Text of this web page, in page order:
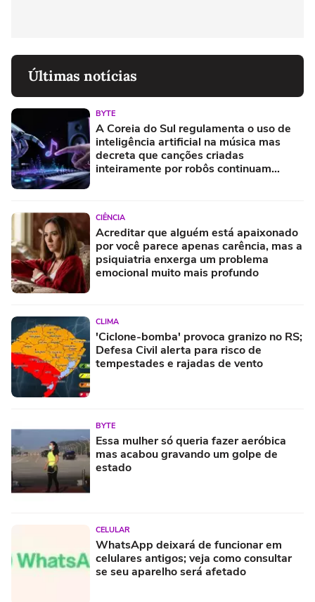
Últimas notícias
BYTE
A Coreia do Sul regulamenta o uso de
inteligência artificial na música mas
decreta que canções criadas
inteiramente por robôs continuam
CIÊNCIA
Acreditar que alguém está apaixonado
por você parece apenas carência, mas a
psiquiatria enxerga um problema
emocional muito mais profundo
CLIMA
'Ciclone-bomba' provoca granizo no RS;
Defesa Civil alerta para risco de
tempestades e rajadas de vento
BYTE
Essa mulher só queria fazer aeróbica
mas acabou gravando um golpe de
estado
CELULAR
WhatsApp deixará de funcionar em
celulares antigos; veja como consultar
se seu aparelho será afetado